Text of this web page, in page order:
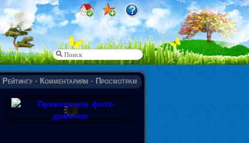
Регистрация
Рейтингу · Комментариям · Просмотрам